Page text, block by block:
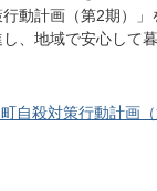
動計画（第2期）」
、地域で安心して
自殺対策行動計画